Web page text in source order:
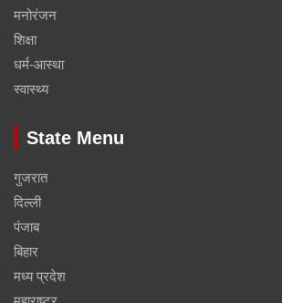
मनोरंजन
शिक्षा
धर्म-आस्था
स्वास्थ्य
State Menu
गुजरात
दिल्ली
पंजाब
बिहार
मध्य प्रदेश